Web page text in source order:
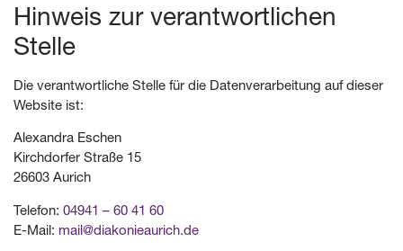
Hinweis zur verantwortlichen
Stelle
Die verantwortliche Stelle für die Datenverarbeitung auf dieser
Website ist:
Alexandra Eschen
Kirchdorfer Straße 15
26603 Aurich
Telefon: 04941 – 60 41 60
E-Mail: mail@diakonieaurich.de